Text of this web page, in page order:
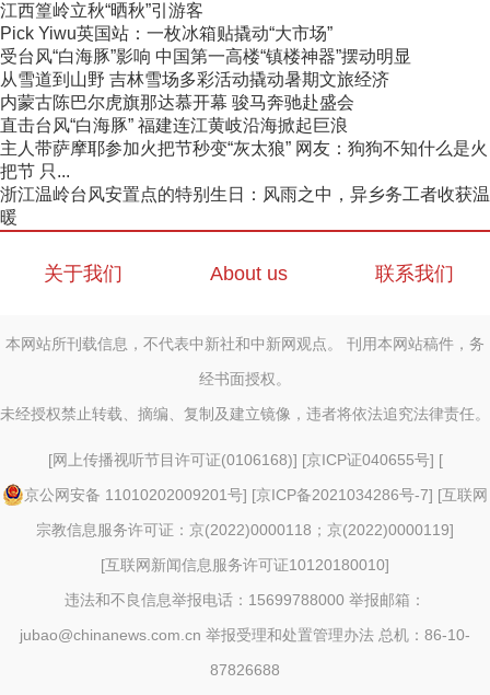
江西篁岭立秋“晒秋”引游客
Pick Yiwu英国站：一枚冰箱贴撬动“大市场”
受台风“白海豚”影响 中国第一高楼“镇楼神器”摆动明显
从雪道到山野 吉林雪场多彩活动撬动暑期文旅经济
内蒙古陈巴尔虎旗那达慕开幕 骏马奔驰赴盛会
直击台风“白海豚” 福建连江黄岐沿海掀起巨浪
主人带萨摩耶参加火把节秒变“灰太狼” 网友：狗狗不知什么是火
把节 只...
浙江温岭台风安置点的特别生日：风雨之中，异乡务工者收获温
暖
关于我们 About us 联系我们
本网站所刊载信息，不代表中新社和中新网观点。 刊用本网站稿件，务
经书面授权。
未经授权禁止转载、摘编、复制及建立镜像，违者将依法追究法律责任。
[网上传播视听节目许可证(0106168)] [京ICP证040655号] [
京公网安备 11010202009201号] [京ICP备2021034286号-7] [互联网
宗教信息服务许可证：京(2022)0000118；京(2022)0000119]
[互联网新闻信息服务许可证10120180010]
违法和不良信息举报电话：15699788000 举报邮箱：
jubao@chinanews.com.cn 举报受理和处置管理办法 总机：86-10-
87826688